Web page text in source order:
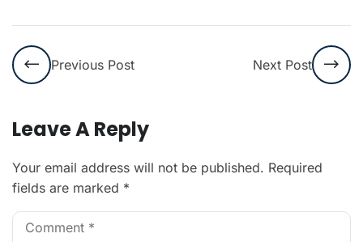
Previous Post Next Post
Leave A Reply
Your email address will not be published. Required
fields are marked *